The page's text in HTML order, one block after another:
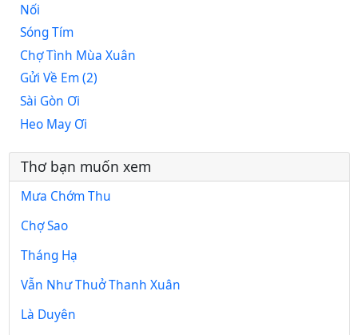
Nối
Sóng Tím
Chợ Tình Mùa Xuân
Gửi Về Em (2)
Sài Gòn Ơi
Heo May Ơi
Thơ bạn muốn xem
Mưa Chớm Thu
Chợ Sao
Tháng Hạ
Vẫn Như Thuở Thanh Xuân
Là Duyên